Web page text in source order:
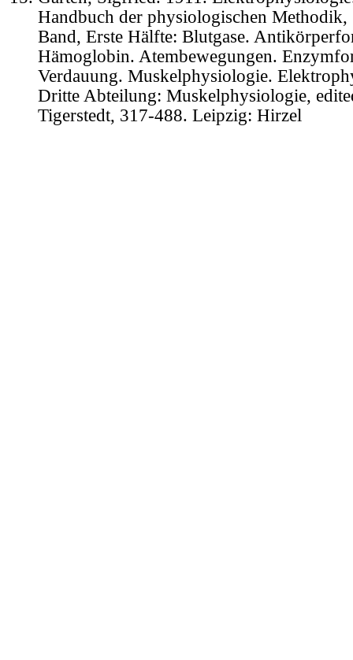
Handbuch der physiologischen Methodik,
Band, Erste Hälfte: Blutgase.
Hämoglobin. Atembewegungen.
Verdauung. Muskelphysiologie.
Dritte Abteilung: Muskelphysiologie,
Tigerstedt, 317-488. Leipzig: Hirzel